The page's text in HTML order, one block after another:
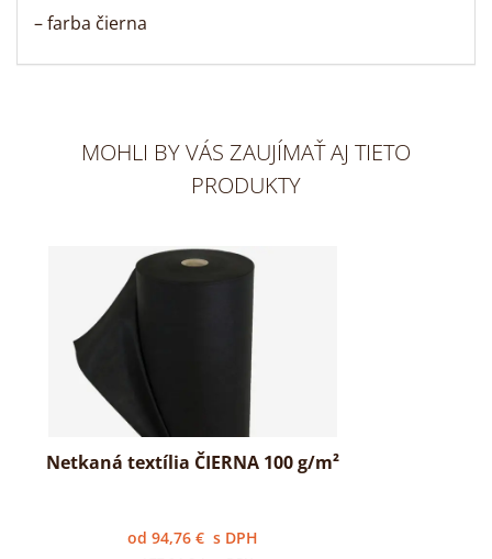
– farba čierna
MOHLI BY VÁS ZAUJÍMAŤ AJ TIETO
PRODUKTY
Netkaná textília ČIERNA 100 g/m²
od 94,76 € s DPH